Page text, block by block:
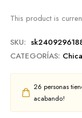
This product is
SKU:
CATEGORÍAS:
26 personas
acabando!